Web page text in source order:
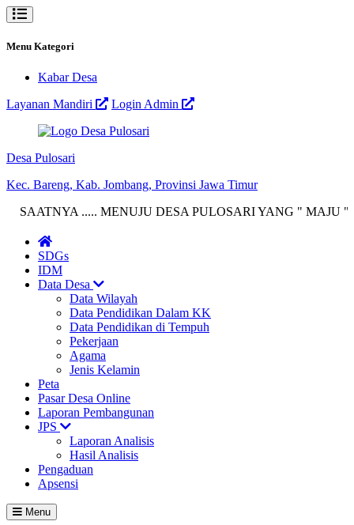
Menu Kategori
Kabar Desa
Layanan Mandiri
Login Admin
Desa Pulosari
Kec. Bareng, Kab. Jombang, Provinsi Jawa Timur
..... MENUJU DESA PULOSARI YANG " MAJU " (
SDGs
IDM
Data Desa
Data Wilayah
Data Pendidikan Dalam KK
Data Pendidikan di Tempuh
Pekerjaan
Agama
Jenis Kelamin
Peta
Pasar Desa Online
Laporan Pembangunan
JPS
Laporan Analisis
Hasil Analisis
Pengaduan
Apsensi
Menu